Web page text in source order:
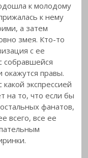
к молодому
к нему
а затем
змея. Кто-то
с ее
собравшейся
окажутся правы.
экспрессией
на то, что если бы
фанатов,
всего, все ее